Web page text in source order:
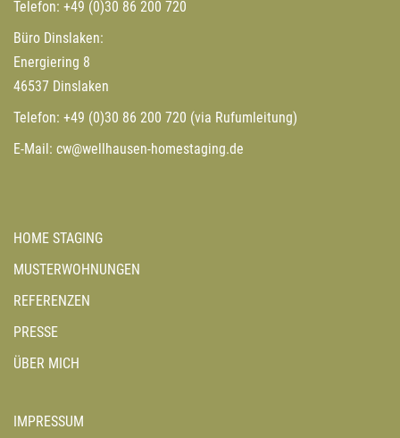
Telefon: +49 (0)30 86 200 720
Büro Dinslaken:
Energiering 8
46537 Dinslaken
Telefon: +49 (0)30 86 200 720 (via Rufumleitung)
E-Mail: cw@wellhausen-homestaging.de
HOME STAGING
MUSTERWOHNUNGEN
REFERENZEN
PRESSE
ÜBER MICH
IMPRESSUM